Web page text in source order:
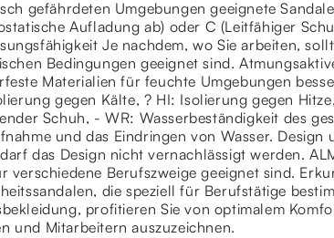
gefährdeten Umgebungen geeignete
Aufladung ab) oder C (Leitfähiger
Je nachdem, wo Sie arbeiten,
Bedingungen geeignet sind.
Materialien für feuchte Umgebungen
gegen Kälte, ? HI: Isolierung gegen
Schuh, - WR: Wasserbeständigkeit des
und das Eindringen von Wasser.
das Design nicht vernachlässigt werden.
verschiedene Berufszweige geeignet sind.
die speziell für Berufstätige
profitieren Sie von optimalem
und Mitarbeitern auszuzeichnen.